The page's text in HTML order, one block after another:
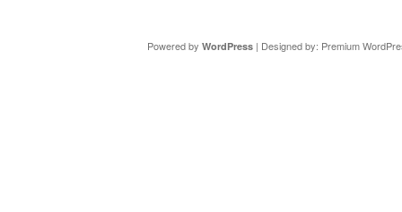
Powered by WordPress| Designed by: Premium